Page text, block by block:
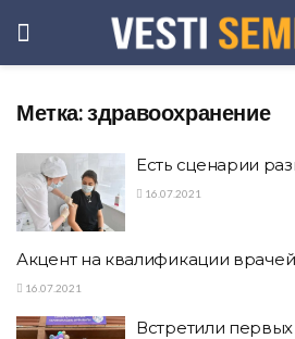
Метка:здравоохранение
Есть сценарии
16.07.2021
Акцент на квалификации врачей
16.07.2021
Встретили